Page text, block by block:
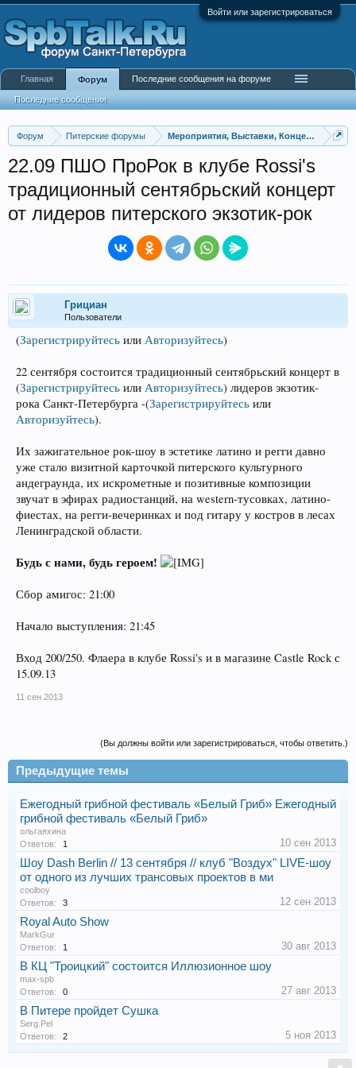
Войти или зарегистрироваться
Форум Питерские форумы Мероприятия, Выставки, Концерты
22.09 ПШО ПроРок в клубе Rossi's
традиционный сентябрьский концерт
от лидеров питерского экзотик-рок
Грициан
Пользователи
(Зарегистрируйтесь или Авторизуйтесь)
22 сентября состоится традиционный сентябрьский концерт в
(Зарегистрируйтесь или Авторизуйтесь) лидеров экзотик-
рока Санкт-Петербурга -(Зарегистрируйтесь или
Авторизуйтесь).
Их зажигательное рок-шоу в эстетике латино и регги давно
уже стало визитной карточкой питерского культурного
андеграунда, их искрометные и позитивные композиции
звучат в эфирах радиостанций, на western-тусовках, латино-
фиестах, на регги-вечеринках и под гитару у костров в лесах
Ленинградской области.
Будь с нами, будь героем!
Сбор амигос: 21:00
Начало выступления: 21:45
Вход 200/250. Флаера в клубе Rossi's и в магазине Castle Rock с
15.09.13
11 сен 2013
(Вы должны войти или зарегистрироваться, чтобы ответить.)
Предыдущие темы
Ежегодный грибной фестиваль «Белый Гриб» Ежегодный
грибной фестиваль «Белый Гриб»
ольгаяхина
Ответов:
1 10 сен 2013
Шоу Dash Berlin // 13 сентября // клуб "Воздух" LIVE-шоу
от одного из лучших трансовых проектов в ми
coolboy
Ответов:
3 12 сен 2013
Royal Auto Show
MarkGur
Ответов:
1 30 авг 2013
В КЦ "Троицкий" состоится Иллюзионное шоу
max-spb
Ответов:
0 27 авг 2013
В Питере пройдет Сушка
Serg.Pel
Ответов:
2 5 ноя 2013
Главная Форум
Последние сообщения
Последние сообщения на форуме